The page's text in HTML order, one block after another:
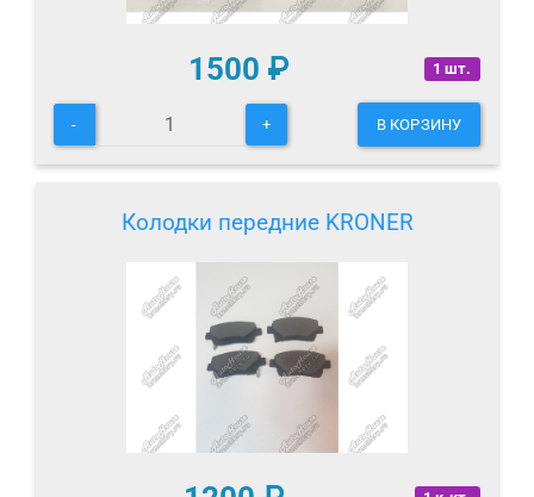
1 шт.
1500 ₽
- + В КОРЗИНУ
Колодки передние KRONER